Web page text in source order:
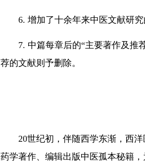
6. 增加了十余年来中医文献研
7. 中篇每章后的“主要著作及推
荐的文献则予删除。
20世纪初，伴随西学东渐，西
药学著作、编辑出版中医孤本秘籍